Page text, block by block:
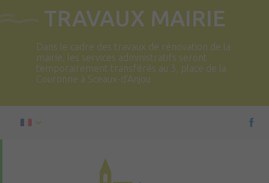
TRAVAUX MAIRIE
Dans le cadre des travaux de rénovation de la
mairie, les services administratifs seront
temporairement transférés au 3, place de la
Couronne à Sceaux-d’Anjou